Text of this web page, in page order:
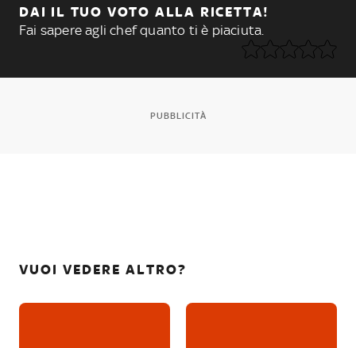
DAI IL TUO VOTO ALLA RICETTA!
Fai sapere agli chef quanto ti è piaciuta.
PUBBLICITÀ
VUOI VEDERE ALTRO?